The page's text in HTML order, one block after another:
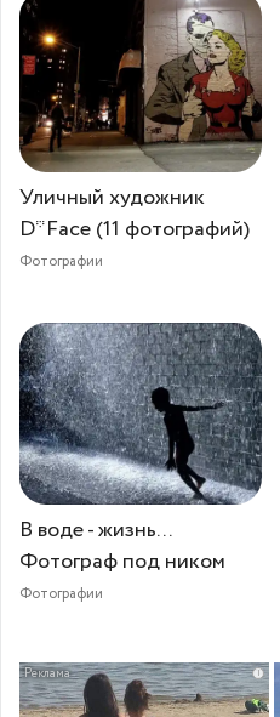
Уличный художник
D*Face (11 фотографий)
Фотографии
В воде - жизнь...
Фотограф под ником
Фотографии
i